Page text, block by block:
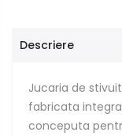
Descriere
Jucaria de
fabricata
conceputa